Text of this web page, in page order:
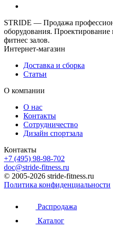
STRIDE — Продажа
оборудования.
фитнес залов.
Интернет-магазин
Доставка и сборка
Статьи
О компании
О нас
Контакты
Сотрудничество
Дизайн спортзала
Контакты
+7 (495) 98-98-702
doc@stride-fitness.ru
© 2005-2026 stride-fitness.ru
Политика конфиденциальности
Распродажа
Каталог